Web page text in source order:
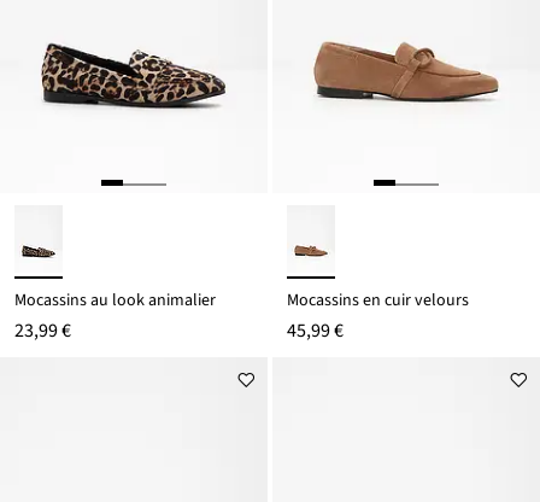
Mocassins au look animalier
23,99 €
Mocassins en cuir velours
45,99 €